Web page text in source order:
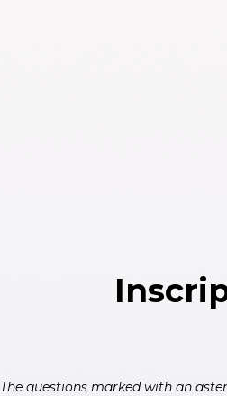
The questions marked with an